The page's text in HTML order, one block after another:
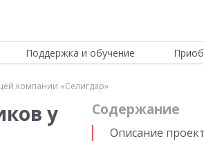
Поддержка и обучение
компании «Селигдар»
у
Cодержание
Описание